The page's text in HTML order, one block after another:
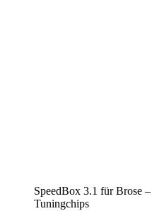
SpeedBox 3.1 für Brose
Tuningchips